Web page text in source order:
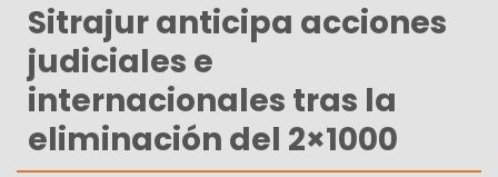
Sitrajur anticipa acciones
judiciales e
internacionales tras la
eliminación del 2×1000